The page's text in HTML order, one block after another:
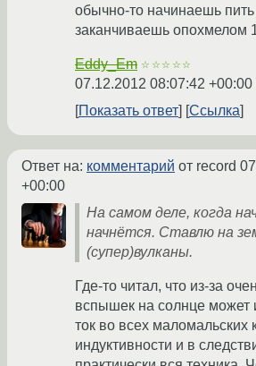
обычно-то начинаешь пить
заканчиваешь опохмелом
Eddy_Em ☆☆☆☆☆
07.12.2012 08:07:42 +00:00
Показать ответ
Ссылка
Ответ на: комментарий от record
+00:00
На самом деле, когда
начнётся. Ставлю на
(супер)вулканы.
Где-то читал, что из-за
вспышек на солнце может
ток во всех маломальских
индуктивности и в